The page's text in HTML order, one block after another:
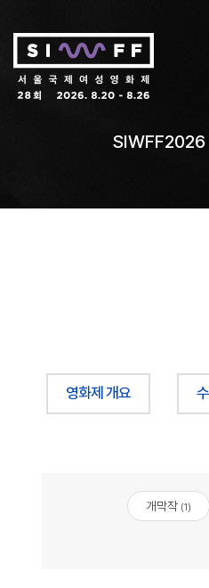
SIWFF2026
영화제 개요
개막작 (1)